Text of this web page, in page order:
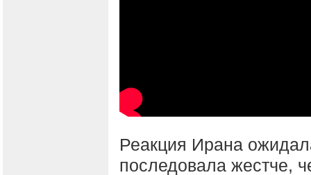
Реакция Ирана
последовала жестче,